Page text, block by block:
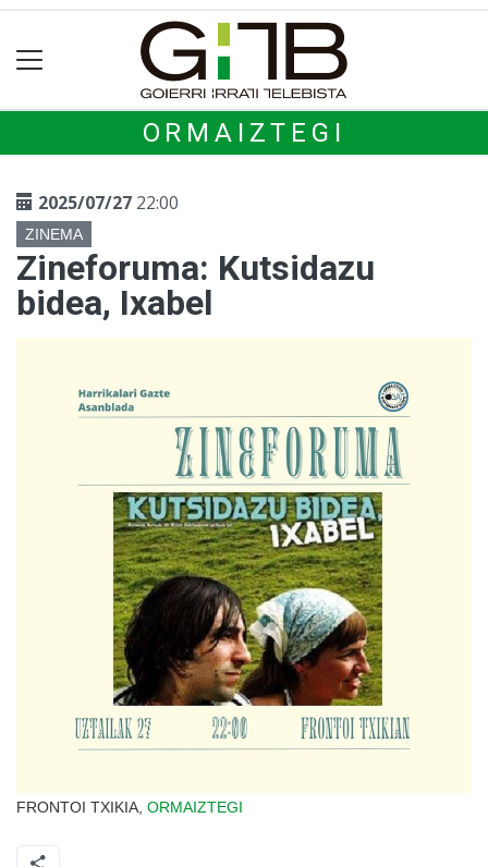
ORMAIZTEGI
2025/07/27 22:00
ZINEMA
Zineforuma: Kutsidazu
bidea, Ixabel
FRONTOI TXIKIA, ORMAIZTEGI